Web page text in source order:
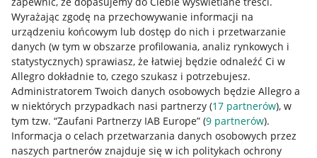
Wyrażając zgodę na przechowywanie informacji na
urządzeniu końcowym lub dostęp do nich i przetwarzanie
danych (w tym w obszarze profilowania, analiz rynkowych i
statystycznych) sprawiasz, że łatwiej będzie odnaleźć Ci w
Allegro dokładnie to, czego szukasz i potrzebujesz.
Administratorem Twoich danych osobowych będzie Allegro a
w niektórych przypadkach nasi partnerzy (17 partnerów), w
tym tzw. “Zaufani Partnerzy IAB Europe” (9 partnerów).
Informacja o celach przetwarzania danych osobowych przez
naszych partnerów znajduje się w ich politykach ochrony
Przydatne informacje